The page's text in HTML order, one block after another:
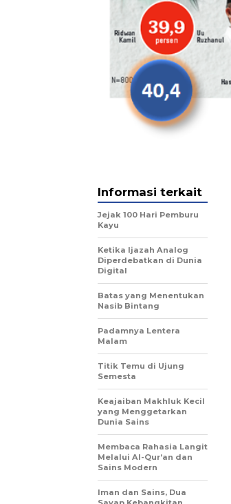
Informasi terkait
Jejak 100 Hari Pemburu
Kayu
Ketika Ijazah Analog
Diperdebatkan di Dunia
Digital
Batas yang Menentukan
Nasib Bintang
Padamnya Lentera
Malam
Titik Temu di Ujung
Semesta
Keajaiban Makhluk Kecil
yang Menggetarkan
Dunia Sains
Membaca Rahasia Langit
Melalui Al-Qur’an dan
Sains Modern
Iman dan Sains, Dua